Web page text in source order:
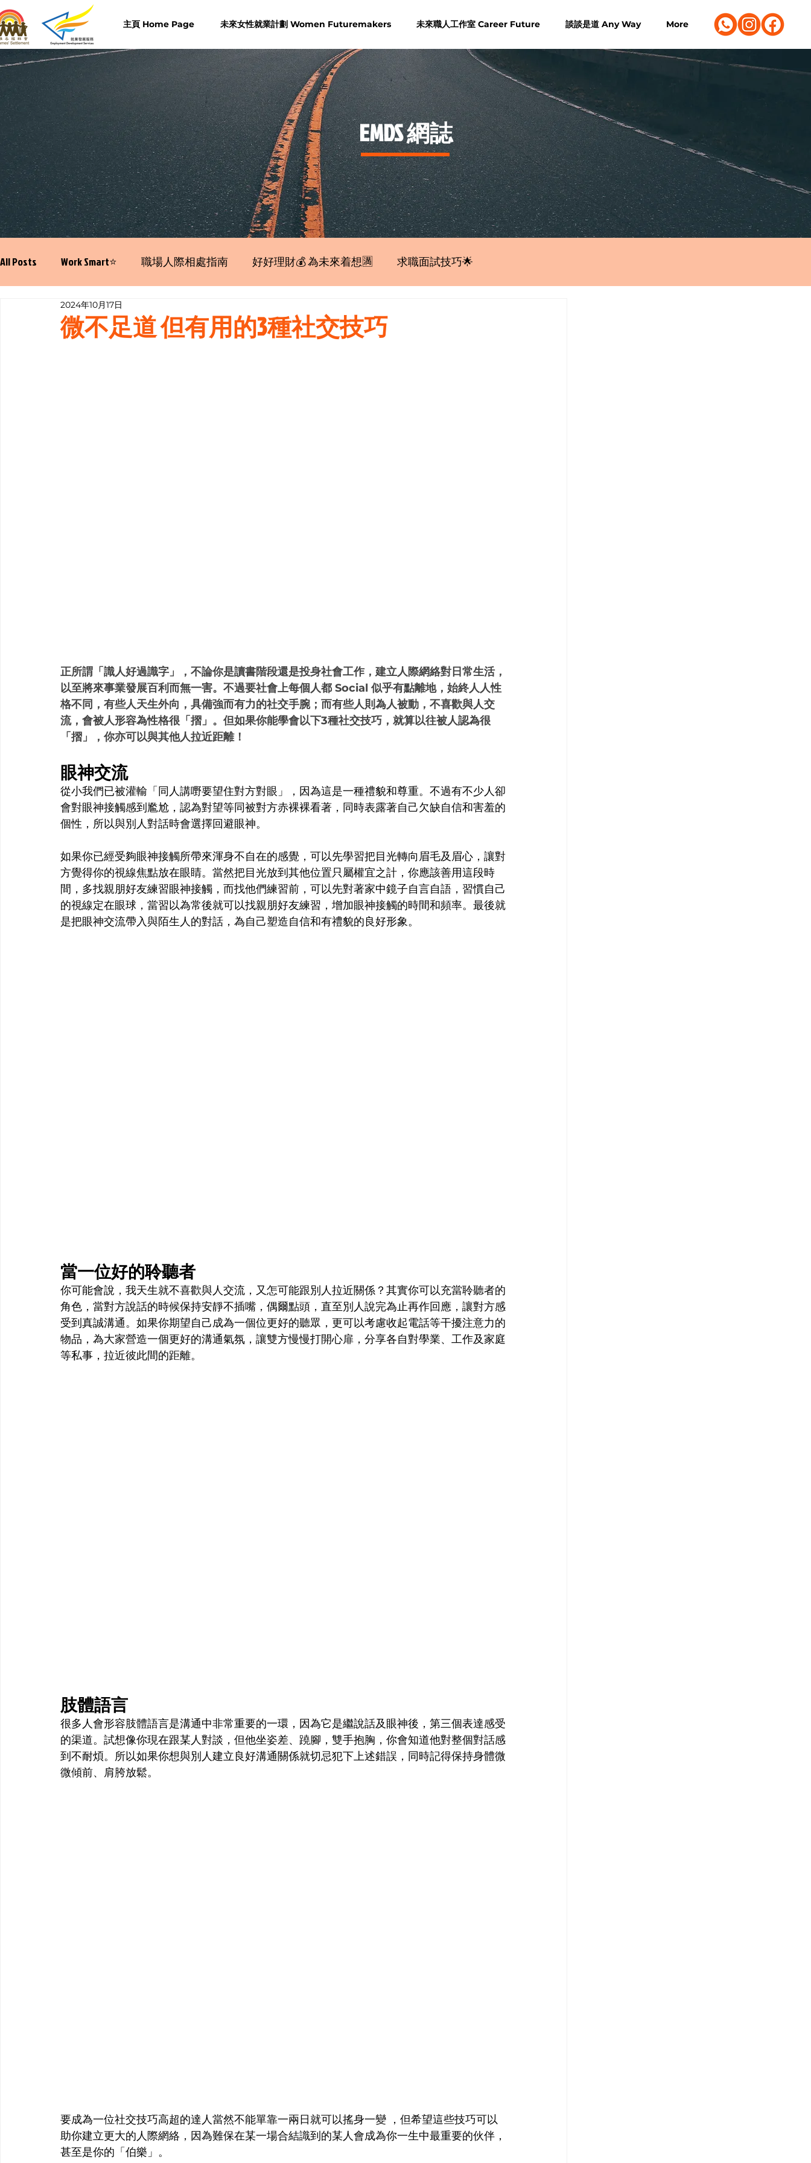
主頁 Home Page 未來女性就業計劃 Women Futuremakers 未來職人工作室 Career Future 談談是道 Any Way More
​EMDS 網誌
All Posts Work Smart⭐️ 職場人際相處指南 好好理財💰 為未來着想🈵 求職面試技巧🌟
寫履歷表嘅技巧📝
微不足道 但有用的3種社交技巧
2024年10月17日
正所謂「識人好過識字」，不論你是讀書階段還是投身社會工作，建立人際網絡對日常生活，
以至將來事業發展百利而無一害。不過要社會上每個人都 Social 似乎有點離地，始終人人性
格不同，有些人天生外向，具備強而有力的社交手腕；而有些人則為人被動，不喜歡與人交
流，會被人形容為性格很「摺」。但如果你能學會以下3種社交技巧，就算以往被人認為很
「摺」，你亦可以與其他人拉近距離！
眼神交流
從小我們已被灌輸「同人講嘢要望住對方對眼」，因為這是一種禮貌和尊重。不過有不少人卻
會對眼神接觸感到尷尬，認為對望等同被對方赤裸裸看著，同時表露著自己欠缺自信和害羞的
個性，所以與別人對話時會選擇回避眼神。
如果你已經受夠眼神接觸所帶來渾身不自在的感覺，可以先學習把目光轉向眉毛及眉心，讓對
方覺得你的視線焦點放在眼睛。當然把目光放到其他位置只屬權宜之計，你應該善用這段時
間，多找親朋好友練習眼神接觸，而找他們練習前，可以先對著家中鏡子自言自語，習慣自己
的視線定在眼球，當習以為常後就可以找親朋好友練習，增加眼神接觸的時間和頻率。最後就
是把眼神交流帶入與陌生人的對話，為自己塑造自信和有禮貌的良好形象。
當一位好的聆聽者
你可能會說，我天生就不喜歡與人交流，又怎可能跟別人拉近關係？其實你可以充當聆聽者的
角色，當對方說話的時候保持安靜不插嘴，偶爾點頭，直至別人說完為止再作回應，讓對方感
受到真誠溝通。如果你期望自己成為一個位更好的聽眾，更可以考慮收起電話等干擾注意力的
物品，為大家營造一個更好的溝通氣氛，讓雙方慢慢打開心扉，分享各自對學業、工作及家庭
等私事，拉近彼此間的距離。
肢體語言
很多人會形容肢體語言是溝通中非常重要的一環，因為它是繼說話及眼神後，第三個表達感受
的渠道。試想像你現在跟某人對談，但他坐姿差、蹺腳，雙手抱胸，你會知道他對整個對話感
到不耐煩。所以如果你想與別人建立良好溝通關係就切忌犯下上述錯誤，同時記得保持身體微
微傾前、肩胯放鬆。
要成為一位社交技巧高超的達人當然不能單靠一兩日就可以搖身一變 ，但希望這些技巧可以
助你建立更大的人際網絡，因為難保在某一場合結識到的某人會成為你一生中最重要的伙伴，
甚至是你的「伯樂」。